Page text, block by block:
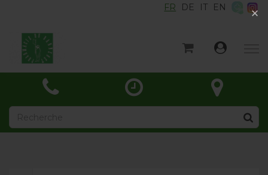
×
FR DE IT EN
×
Accueil
Catégories
Actualités
À propos